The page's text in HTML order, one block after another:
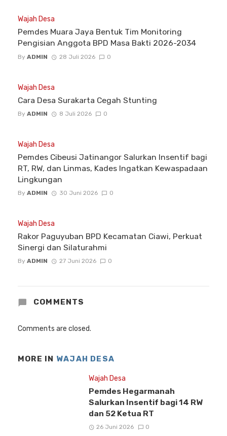
Wajah Desa
Pemdes Muara Jaya Bentuk Tim Monitoring
Pengisian Anggota BPD Masa Bakti 2026-2034
By ADMIN 28 Juli 2026 0
Wajah Desa
Cara Desa Surakarta Cegah Stunting
By ADMIN 8 Juli 2026 0
Wajah Desa
Pemdes Cibeusi Jatinangor Salurkan Insentif bagi
RT, RW, dan Linmas, Kades Ingatkan Kewaspadaan
Lingkungan
By ADMIN 30 Juni 2026 0
Wajah Desa
Rakor Paguyuban BPD Kecamatan Ciawi, Perkuat
Sinergi dan Silaturahmi
By ADMIN 27 Juni 2026 0
COMMENTS
Comments are closed.
MORE IN WAJAH DESA
Wajah Desa
Pemdes Hegarmanah
Salurkan Insentif bagi 14 RW
dan 52 Ketua RT
26 Juni 2026 0